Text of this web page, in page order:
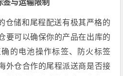
与运输限制
仓储和尾程配送有极其严格的
要可以确保你的产品在出库的
的电池操作标签、防火标签
外仓合作的尾程派送商是否接